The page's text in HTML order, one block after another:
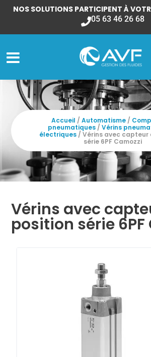
NOS SOLUTIONS PARTICIPENT À
05 63 46 26 68
Accueil / Automatisme /
pneumatiques / Vérins
électriques / Vérins avec capteur
série 6PF Camozzi
Vérins avec
position série 6PF